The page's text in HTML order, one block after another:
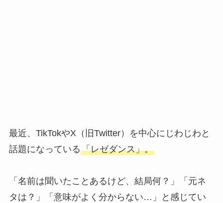
最近、TikTokやX（旧Twitter）を中心にじわじわと
話題になっている「レゼダンス」。
「名前は聞いたことあるけど、結局何？」「元ネ
タは？」「意味がよく分からない…」と感じてい